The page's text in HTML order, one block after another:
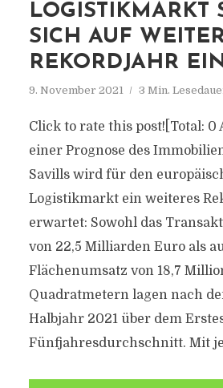
LOGISTIKMARKT
SICH AUF
REKORDJAHR
9. November 2021 3 Min.
Click to rate this post![Total: 0
einer Prognose des
Savills wird für den
Logistikmarkt ein weiteres
erwartet: Sowohl das
von 22,5 Milliarden Euro als
Flächenumsatz von 18,7
Quadratmetern lagen nach
Halbjahr 2021 über dem
Fünfjahresdurchschnitt. Mit